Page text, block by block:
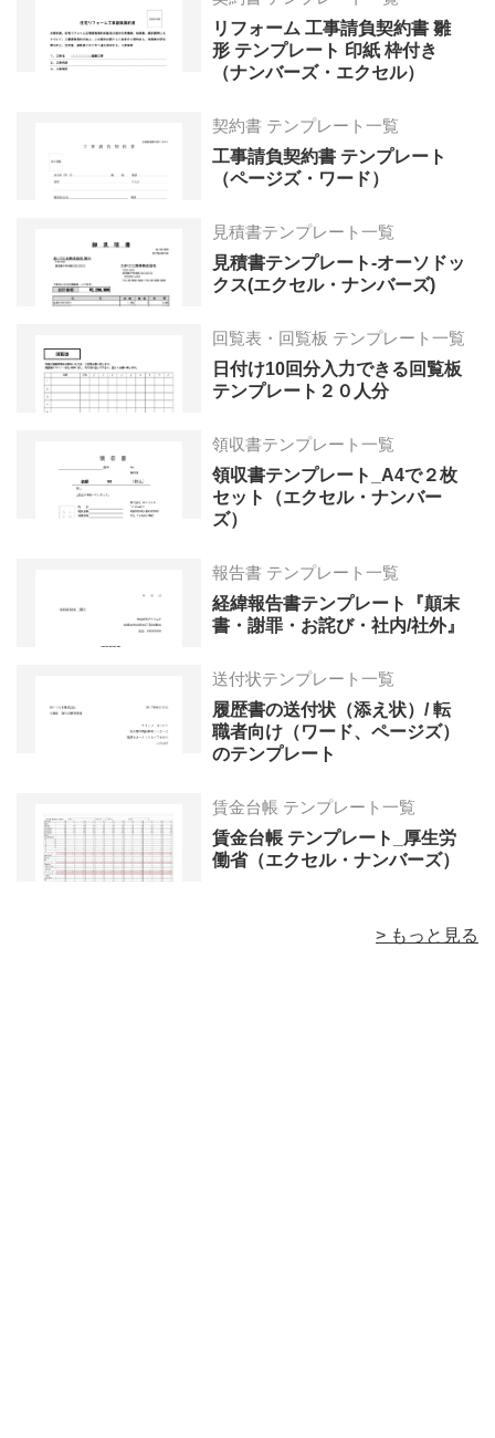
リフォーム 工事請負契約書 雛
形 テンプレート 印紙 枠付き
（ナンバーズ・エクセル）
契約書 テンプレート一覧
工事請負契約書 テンプレート
（ページズ・ワード）
見積書テンプレート一覧
見積書テンプレート-オーソドッ
クス(エクセル・ナンバーズ)
回覧表・回覧板 テンプレート一覧
日付け10回分入力できる回覧板
テンプレート２０人分
領収書テンプレート一覧
領収書テンプレート_A4で２枚
セット（エクセル・ナンバー
ズ）
報告書 テンプレート一覧
経緯報告書テンプレート『顛末
書・謝罪・お詫び・社内/社外』
送付状テンプレート一覧
履歴書の送付状（添え状）/ 転
職者向け（ワード、ページズ）
のテンプレート
賃金台帳 テンプレート一覧
賃金台帳 テンプレート_厚生労
働省（エクセル・ナンバーズ）
> もっと見る